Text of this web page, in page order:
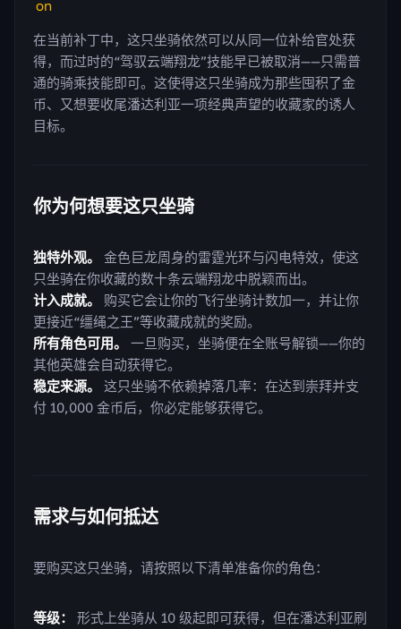
在当前补丁中，这只坐骑依然可以从同一位补给官处获
得，而过时的“驾驭云端翔龙”技能早已被取消——只需普
通的骑乘技能即可。这使得这只坐骑成为那些囤积了金
币、又想要收尾潘达利亚一项经典声望的收藏家的诱人
目标。
你为何想要这只坐骑
独特外观。
金色巨龙周身的雷霆光环与闪电特效，使这
只坐骑在你收藏的数十条云端翔龙中脱颖而出。
计入成就。
购买它会让你的飞行坐骑计数加一，并让你
更接近“缰绳之王”等收藏成就的奖励。
所有角色可用。
一旦购买，坐骑便在全账号解锁——你的
其他英雄会自动获得它。
稳定来源。
这只坐骑不依赖掉落几率：在达到崇拜并支
付 10,000 金币后，你必定能够获得它。
需求与如何抵达
要购买这只坐骑，请按照以下清单准备你的角色：
等级：
形式上坐骑从 10 级起即可获得，但在潘达利亚刷